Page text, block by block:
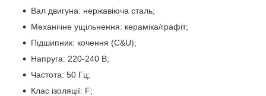
Вал двигуна: нержавіюча сталь;
Механічне ущільнення: кераміка/графіт;
Підшипник: кочення (C&U);
Напруга: 220-240 В;
Частота: 50 Гц;
Клас ізоляції: F;